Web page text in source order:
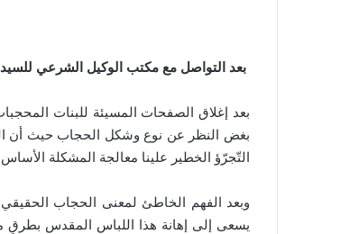
بعد التواصل مع مكتب الوكيل الشرعي
بعد إغلاق الصفحات المسيئة للبنات
بغض النظر عن نوع وشكل الحجاب حيث أن
التّجرّؤ الخطير علينا معالجة المشكلة
وبعد الفهم الخاطئ لمعنى الحجاب الحقيقي
يسعى إلى إهانة هذا اللباس المقدس